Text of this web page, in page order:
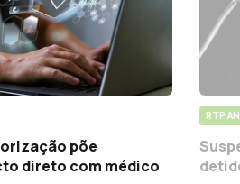
põe
direto com médico
RTP